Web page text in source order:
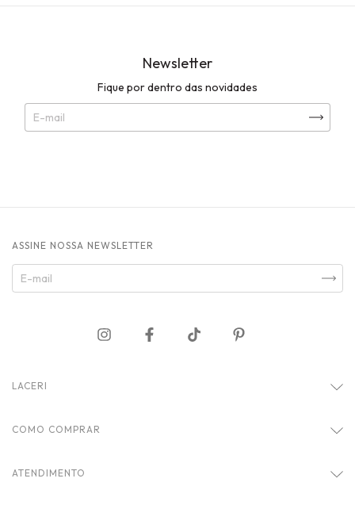
Newsletter
Fique por dentro das novidades
ASSINE NOSSA NEWSLETTER
LACERI
COMO COMPRAR
ATENDIMENTO